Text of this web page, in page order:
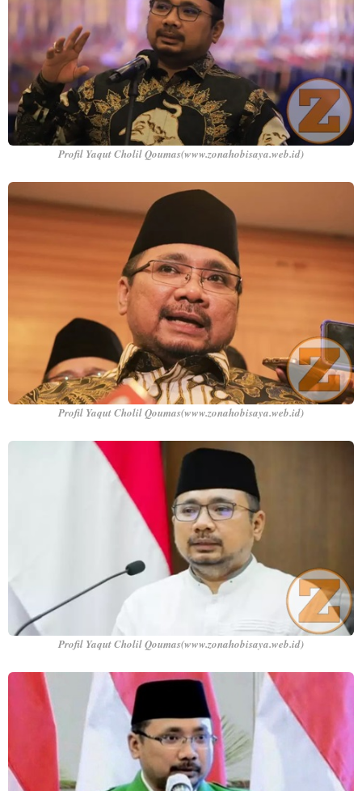
Profil Yaqut Cholil Qoumas(www.zonahobisaya.web.id)
Profil Yaqut Cholil Qoumas(www.zonahobisaya.web.id)
Profil Yaqut Cholil Qoumas(www.zonahobisaya.web.id)